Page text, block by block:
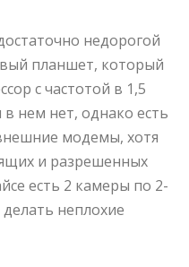
недорогой
планшет, который
с частотой в 1,5
в нем нет, однако есть
модемы, хотя
и разрешенных
есть 2 камеры по 2-
неплохие